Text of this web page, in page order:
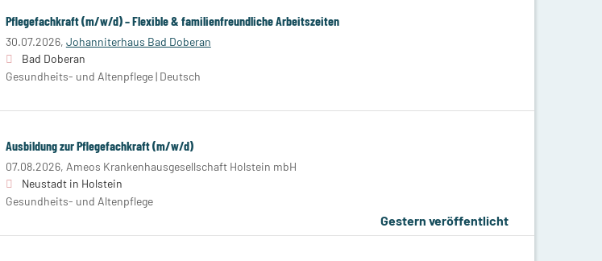
Pflegefachkraft (m/w/d) – Flexible & familienfreundliche Arbeitszeiten
30.07.2026, Johanniterhaus Bad Doberan
Bad Doberan
Gesundheits- und Altenpflege | Deutsch
Ausbildung zur Pflegefachkraft (m/w/d)
07.08.2026, Ameos Krankenhausgesellschaft Holstein mbH
Neustadt in Holstein
Gesundheits- und Altenpflege
Gestern veröffentlicht